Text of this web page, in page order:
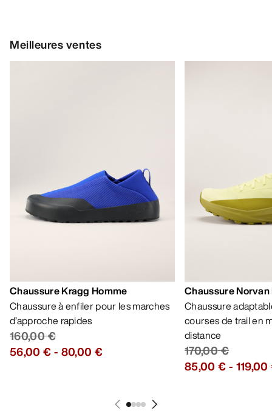
Meilleures ventes
Chaussure Kragg Homme
Chaussure à enfiler pour les marches
d’approche rapides
160,00 €
56,00 €- 80,00 €
Chaussure
Chaussure
courses de trail en
distance
170,00 €
85,00 €-